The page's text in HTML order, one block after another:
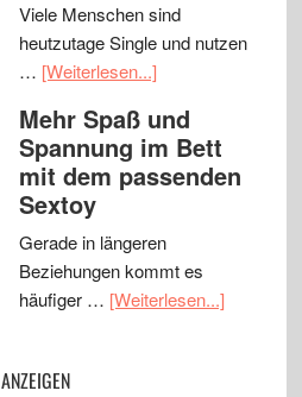
Viele Menschen sind
heutzutage Single und nutzen
… [Weiterlesen...]
Mehr Spaß und
Spannung im Bett
mit dem passenden
Sextoy
Gerade in längeren
Beziehungen kommt es
häufiger … [Weiterlesen...]
ANZEIGEN